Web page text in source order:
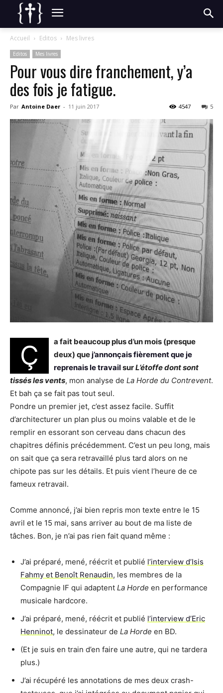
Accueil Editos Mes livres
Editos Mes livres
Pour vous dire franchement, y’a
des fois je fatigue.
Par Antoine Daer - 11 juin 2017 5
4547
Ç
a fait beaucoup plus d’un mois (presque
deux) quej’annonçais fièrement que je
reprenais le travailsurL’étoffe dont sont
tissés les vents, mon analyse de La Horde du Contrevent.
Et bah ça se fait pas tout seul.
Pondre un premier jet, c’est assez facile. Suffit
d’architecturer un plan plus ou moins valable et de le
remplir en essorant son cerveau dans chacun des
chapitres définis précédemment. C’est un peu long, mais
on sait que ça sera retravaillé plus tard alors on ne
chipote pas sur les détails. Et puis vient l’heure de ce
fameux retravail.
Comme annoncé, j’ai bien repris mon texte entre le 15
avril et le 15 mai, sans arriver au bout de ma liste de
tâches. Bon, je n’ai pas rien fait quand même :
J’ai préparé, mené, réécrit et publié l’interview d’Isis
Fahmy et Benoît Renaudin, les membres de la
Compagnie IF qui adaptent La Horde en performance
musicale hardcore.
J’ai préparé, mené, réécrit et publié l’interview d’Eric
Henninot, le dessinateur de La Horde en BD.
(Et je suis en train d’en faire une autre, qui ne tardera
plus.)
J’ai récupéré les annotations de mes deux crash-